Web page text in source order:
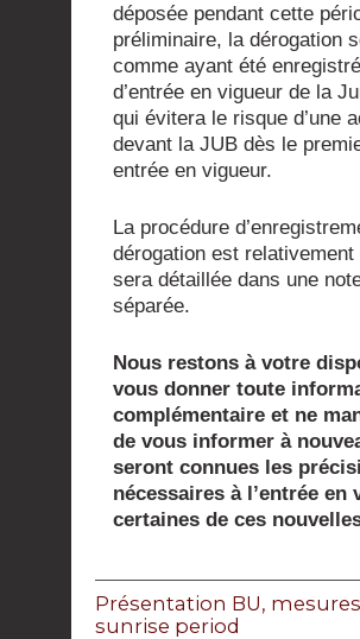
déposée pendant cette
préliminaire, la dérogation
comme ayant été
d’entrée en vigueur de la
qui évitera le risque d’une
devant la JUB dès le
entrée en vigueur.
La procédure
dérogation est
sera détaillée dans une
séparée.
Nous restons à votre
vous donner toute
complémentaire et ne
de vous informer à
seront connues les
nécessaires à l’entrée en
certaines de ces
Présentation BU,
sunrise period